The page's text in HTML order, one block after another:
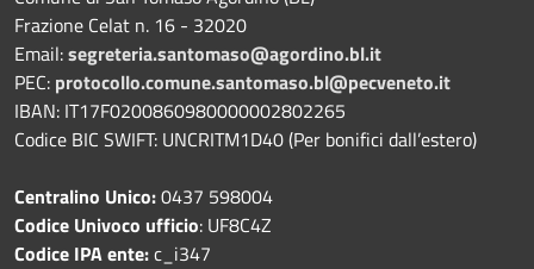
Frazione Celat n. 16 - 32020
Email:segreteria.santomaso@agordino.bl.it
PEC: protocollo.comune.santomaso.bl@pecveneto.it
IBAN: IT17F0200860980000002802265
Codice BIC SWIFT: UNCRITM1D40 (Per bonifici dall’estero)
Centralino Unico:0437 598004
Codice Univoco ufficio: UF8C4Z
Codice IPA ente:c_i347